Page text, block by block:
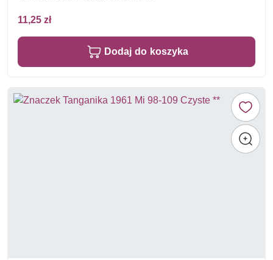
11,25 zł
Dodaj do koszyka